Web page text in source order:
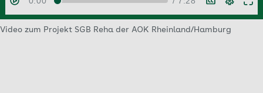
Video zum Projekt SGB Reha der AOK Rheinland/Hamburg